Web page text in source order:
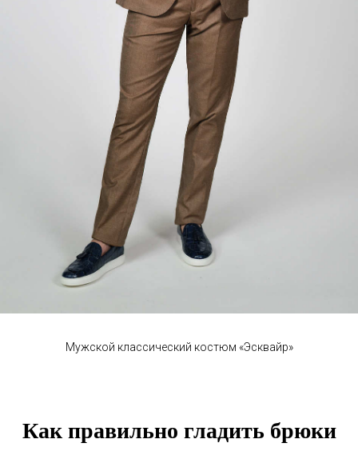
Мужской классический костюм «Эсквайр»
Как правильно гладить брюки